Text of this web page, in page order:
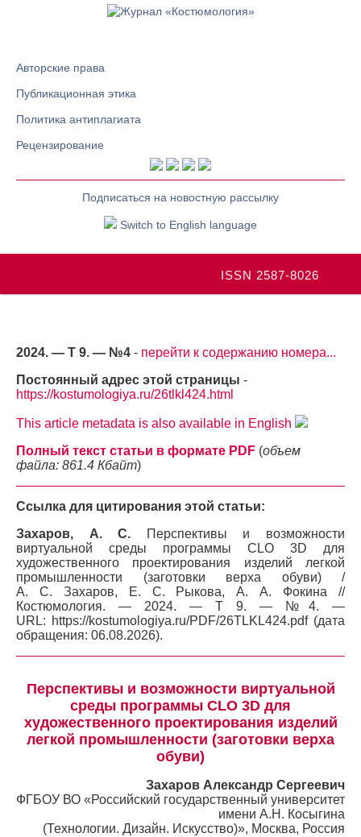
Авторские права
Публикационная этика
Политика антиплагиата
Рецензирование
Подписаться на новостную рассылку
Switch to English language
ISSN 2587-8026
2024. — Т 9. — №4 - перейти к содержанию номера...
Постоянный адрес этой страницы -
https://kostumologiya.ru/26tlkl424.html
This article metadata is also available in English
Полный текст статьи в формате PDF (объем
файла: 861.4 Кбайт)
Ссылка для цитирования этой статьи:
Захаров, А. С. Перспективы и возможности
виртуальной среды программы CLО 3D для
художественного проектирования изделий легкой
промышленности (заготовки верха обуви) /
А. С. Захаров, Е. С. Рыкова, А. А. Фокина //
Костюмология. — 2024. — Т 9. — №4. —
URL: https://kostumologiya.ru/PDF/26TLKL424.pdf (дата
обращения: 06.08.2026).
Перспективы и возможности виртуальной
среды программы CLО 3D для
художественного проектирования изделий
легкой промышленности (заготовки верха
обуви)
Захаров Александр Сергеевич
ФГБОУ ВО «Российский государственный университет
имени А.Н. Косыгина
(Технологии. Дизайн. Искусство)», Москва, Россия